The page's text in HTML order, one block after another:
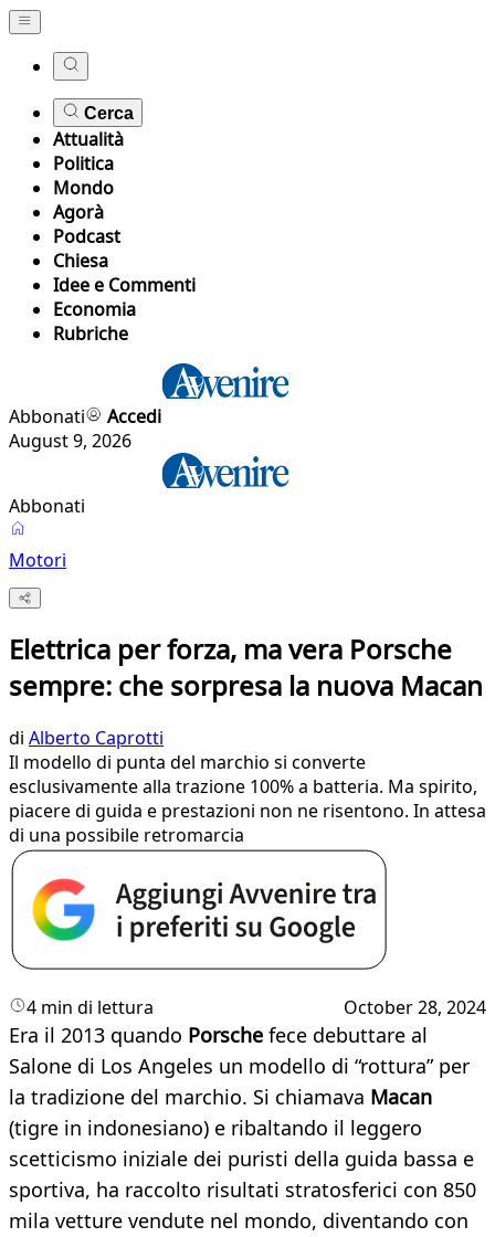
Cerca
Attualità
Politica
Mondo
Agorà
Podcast
Chiesa
Idee e Commenti
Economia
Rubriche
Abbonati
Accedi
August 9, 2026
Abbonati
Motori
Elettrica per forza, ma vera Porsche
sempre: che sorpresa la nuova Macan
di Alberto Caprotti
Il modello di punta del marchio si converte
esclusivamente alla trazione 100% a batteria. Ma spirito,
piacere di guida e prestazioni non ne risentono. In attesa
di una possibile retromarcia
4 min di lettura October 28, 2024
Era il 2013 quando Porsche fece debuttare al
Salone di Los Angeles un modello di “rottura” per
la tradizione del marchio. Si chiamava Macan
(tigre in indonesiano) e ribaltando il leggero
scetticismo iniziale dei puristi della guida bassa e
sportiva, ha raccolto risultati stratosferici con 850
mila vetture vendute nel mondo, diventando con